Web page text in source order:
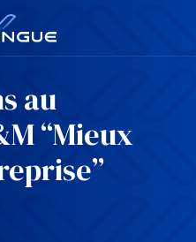
au
“Mieux